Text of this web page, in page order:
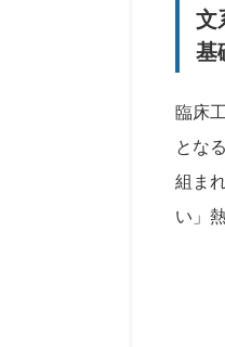
文
基
臨床
とな
組ま
い」